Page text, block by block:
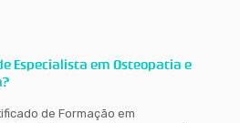
Especialista em Osteopatia e
de Formação em